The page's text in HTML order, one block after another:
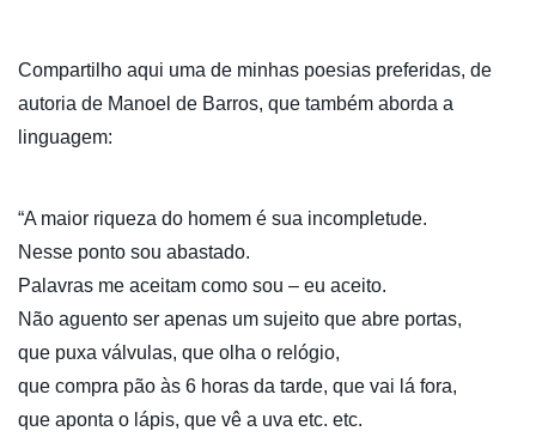
Compartilho aqui uma de minhas poesias preferidas, de
autoria de Manoel de Barros, que também aborda a
linguagem:
“A maior riqueza do homem é sua incompletude.
Nesse ponto sou abastado.
Palavras me aceitam como sou – eu aceito.
Não aguento ser apenas um sujeito que abre portas,
que puxa válvulas, que olha o relógio,
que compra pão às 6 horas da tarde, que vai lá fora,
que aponta o lápis, que vê a uva etc. etc.